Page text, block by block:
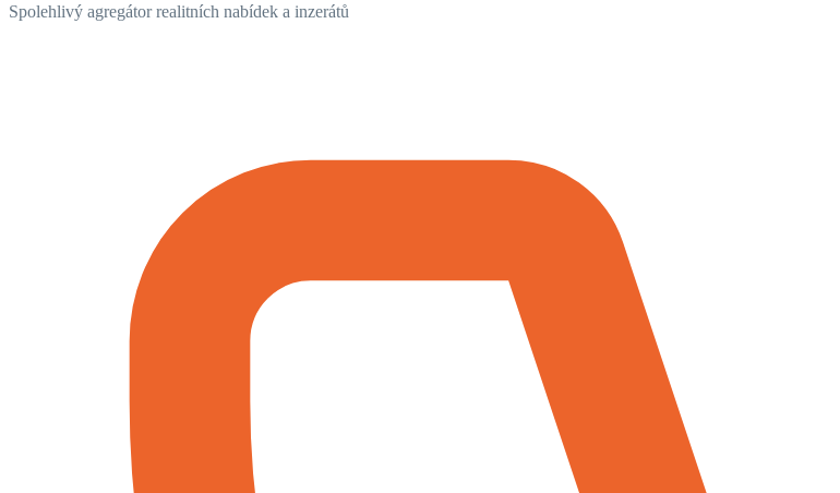
Spolehlivý agregátor realitních nabídek a inzerátů